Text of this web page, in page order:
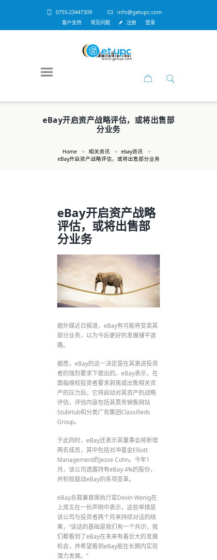
0755-23447309 info@getupc.com
客户支持 常见问题 注册 登录
eBay开启资产战略评估，或将出售部
分业务
Home 相关资讯
ebay资讯
eBay开启资产战略评估，或将出售部分业务
eBay开启资产战略
评估，或将出售部
分业务
据外媒近日报道，eBay有可能将变卖其
部分业务，以为今后更好的发展铺平道
路。
据悉，eBay的这一决定是在其激进投资
者的强烈要求下做出的。eBay表示，在
面临维权投资者要求剥离或出售相关资
产的压力后，它将启动对其资产的战略
评估，评估内容包括其票务销售网站
StubHub和分类广告集团Classifieds
Group。
于此同时，eBay还表示其董事会将新增
两名成员，其中包括对冲基金Elliott
Management的Jesse Cohn。今年1
月，该公司透露持有eBay 4%的股份，
并积极鼓动eBay的各项变革。
eBay总裁兼首席执行官Devin Wenig在
上周五在一份声明中表示，这些举措是
该公司与投资者两个月来持续对话的结
果，“谈话的基础是我们有一个共识，我
们都看到了eBay在未来有着巨大的发展
机会，并希望看到eBay能在长期内实现
潜力发展。”